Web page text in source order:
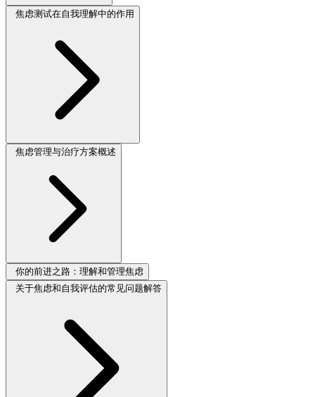
焦虑测试在自我理解中的作用
焦虑管理与治疗方案概述
你的前进之路：理解和管理焦虑
关于焦虑和自我评估的常见问题解答